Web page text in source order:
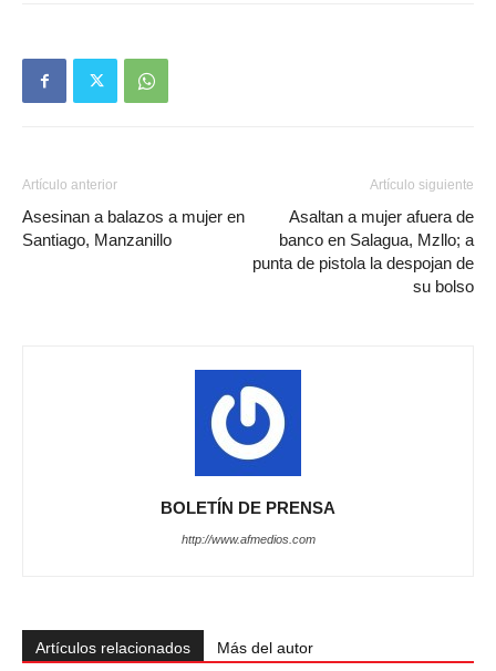
Artículo anterior
Asesinan a balazos a mujer en
Santiago, Manzanillo
Artículo siguiente
Asaltan a mujer afuera de
banco en Salagua, Mzllo; a
punta de pistola la despojan de
su bolso
BOLETÍN DE PRENSA
http://www.afmedios.com
Artículos relacionados Más del autor